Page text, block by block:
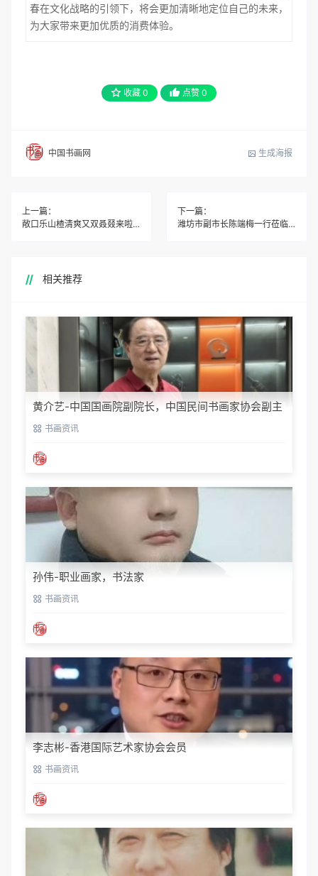
春在文化战略的引领下，将会更加清晰地定位自己的未来，
为大家带来更加优质的消费体验。
收藏 0 点赞 0
中国书画网 生成海报
上一篇：
敞口乐山楂清爽又双叒叕来啦！
下一篇：
潍坊市副市长陈端梅一行莅临皇尊庄园考察指导
相关推荐
黄介艺-中国国画院副院长，中国民间书画家协会副主
席 书画资讯
孙伟-职业画家，书法家
书画资讯
李志彬-香港国际艺术家协会会员
书画资讯